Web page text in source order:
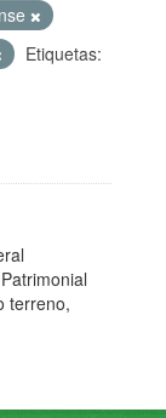
Etiquetas:
terreno,